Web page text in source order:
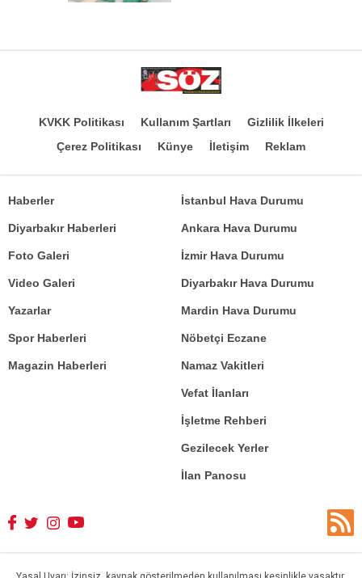
KVKK Politikası Kullanım Şartları
Gizlilik İlkeleri
Çerez Politikası
Künye İletişim Reklam
Haberler
Diyarbakır Haberleri
Foto Galeri
Video Galeri
Yazarlar
İstanbul Hava Durumu
Ankara Hava Durumu
İzmir Hava Durumu
Diyarbakır Hava Durumu
Mardin Hava Durumu
Spor Haberleri
Magazin Haberleri
Nöbetçi Eczane
Namaz Vakitleri
Vefat İlanları
İşletme Rehberi
Gezilecek Yerler
İlan Panosu